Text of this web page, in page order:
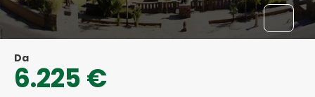
Da
6.225 €